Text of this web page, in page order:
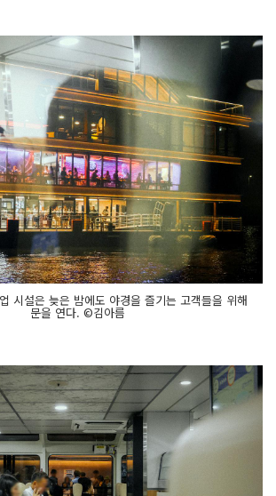
시설은 늦은 밤에도 야경을 즐기는 고객들을 위해
문을 연다. ©김아름